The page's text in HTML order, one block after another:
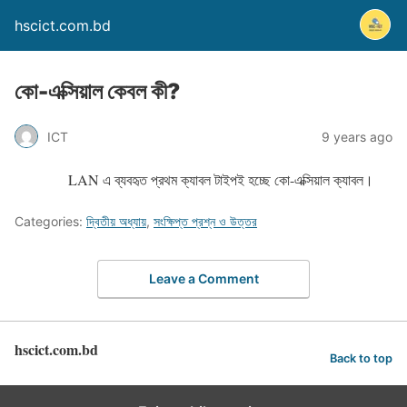
hscict.com.bd
কো-এক্সিয়াল কেবল কী?
ICT 9 years ago
LAN এ ব্যবহৃত প্রথম ক্যাবল টাইপই হচ্ছে কো-এক্সিয়াল ক্যাবল।
Categories: দ্বিতীয় অধ্যায়, সংক্ষিপ্ত প্রশ্ন ও উত্তর
Leave a Comment
hscict.com.bd Back to top